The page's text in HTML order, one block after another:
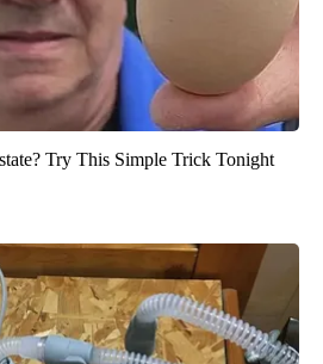
Try This Simple Trick Tonight